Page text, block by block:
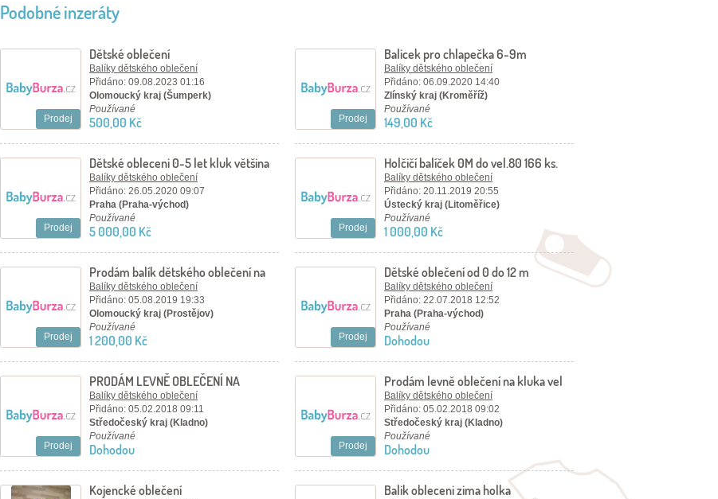
Podobné inzeráty
Prodej
Dětské oblečení
Balíky dětského oblečení
Přidáno: 09.08.2023 01:16
Olomoucký kraj (Šumperk)
Používané
500,00 Kč Prodej
Balicek pro chlapečka 6-9m
Balíky dětského oblečení
Přidáno: 06.09.2020 14:40
Zlínský kraj (Kroměříž)
Používané
149,00 Kč
Prodej
Dětské obleceni 0-5 let kluk většina
znackove
Balíky dětského oblečení
Přidáno: 26.05.2020 09:07
Praha (Praha-východ)
Používané
5 000,00 Kč Prodej
Holčičí balíček 0M do vel.80 166 ks.
Balíky dětského oblečení
Přidáno: 20.11.2019 20:55
Ústecký kraj (Litoměřice)
Používané
1 000,00 Kč
Prodej
Prodám balík dětského oblečení na
chlapečka od 3 měsíců
Balíky dětského oblečení
Přidáno: 05.08.2019 19:33
Olomoucký kraj (Prostějov)
Používané
1 200,00 Kč Prodej
Dětské oblečení od 0 do 12 m
Balíky dětského oblečení
Přidáno: 22.07.2018 12:52
Praha (Praha-východ)
Používané
Dohodou
Prodej
PRODÁM LEVNĚ OBLEČENÍ NA
HOLČIČKU VEL. 98-128
Balíky dětského oblečení
Přidáno: 05.02.2018 09:11
Středočeský kraj (Kladno)
Používané
Dohodou Prodej
Prodám levně oblečení na kluka vel
86 az 104
Balíky dětského oblečení
Přidáno: 05.02.2018 09:02
Středočeský kraj (Kladno)
Používané
Dohodou
Kojencké oblečení Balik obleceni zima holka